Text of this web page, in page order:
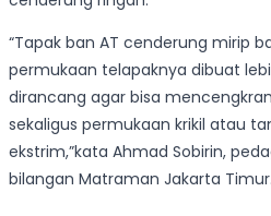
“Tapak ban AT cenderung mirip
permukaan telapaknya dibuat
dirancang agar bisa
sekaligus permukaan krikil atau
ekstrim,”kata Ahmad Sobirin,
bilangan Matraman Jakarta Timur.